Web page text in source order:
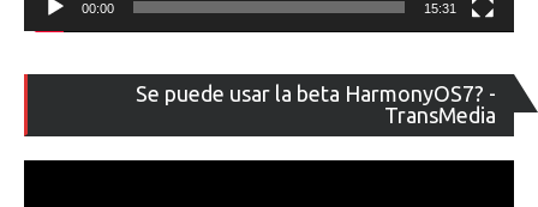
00:00 15:31
Se puede usar la beta HarmonyOS7? -
TransMedia
de